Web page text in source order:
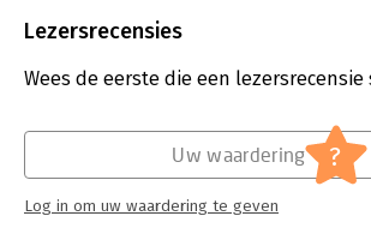
Beveiliging:
Aantal pagina's:
176
Verschijningsdatum:
17-6-2019
Hoofdrubriek:
Lezersrecensies
Wees de eerste die een lezersrecensie
Uw waardering ?
Log in om uw waardering te geven